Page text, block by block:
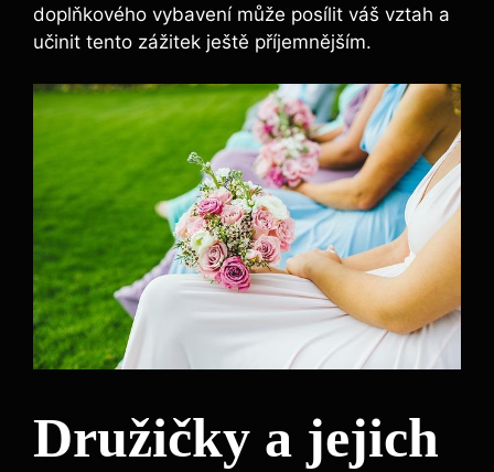
doplňkového vybavení​ může posílit ​váš vztah a
učinit tento zážitek ještě příjemnějším.
Družičky a jejich